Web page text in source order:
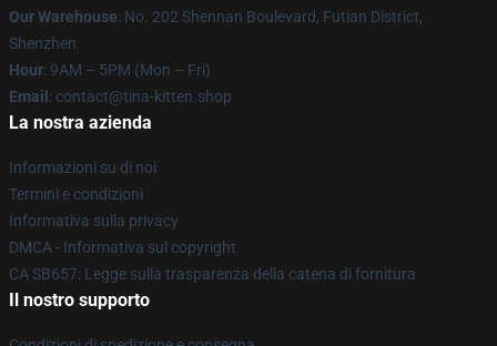
Our Warehouse: No. 202 Shennan Boulevard, Futian District,
Shenzhen
Hour: 9AM – 5PM (Mon – Fri)
Email : contact@tina-kitten.shop
La nostra azienda
Informazioni su di noi
Termini e condizioni
Informativa sulla privacy
DMCA - Informativa sul copyright
CA SB657: Legge sulla trasparenza della catena di fornitura
Il nostro supporto